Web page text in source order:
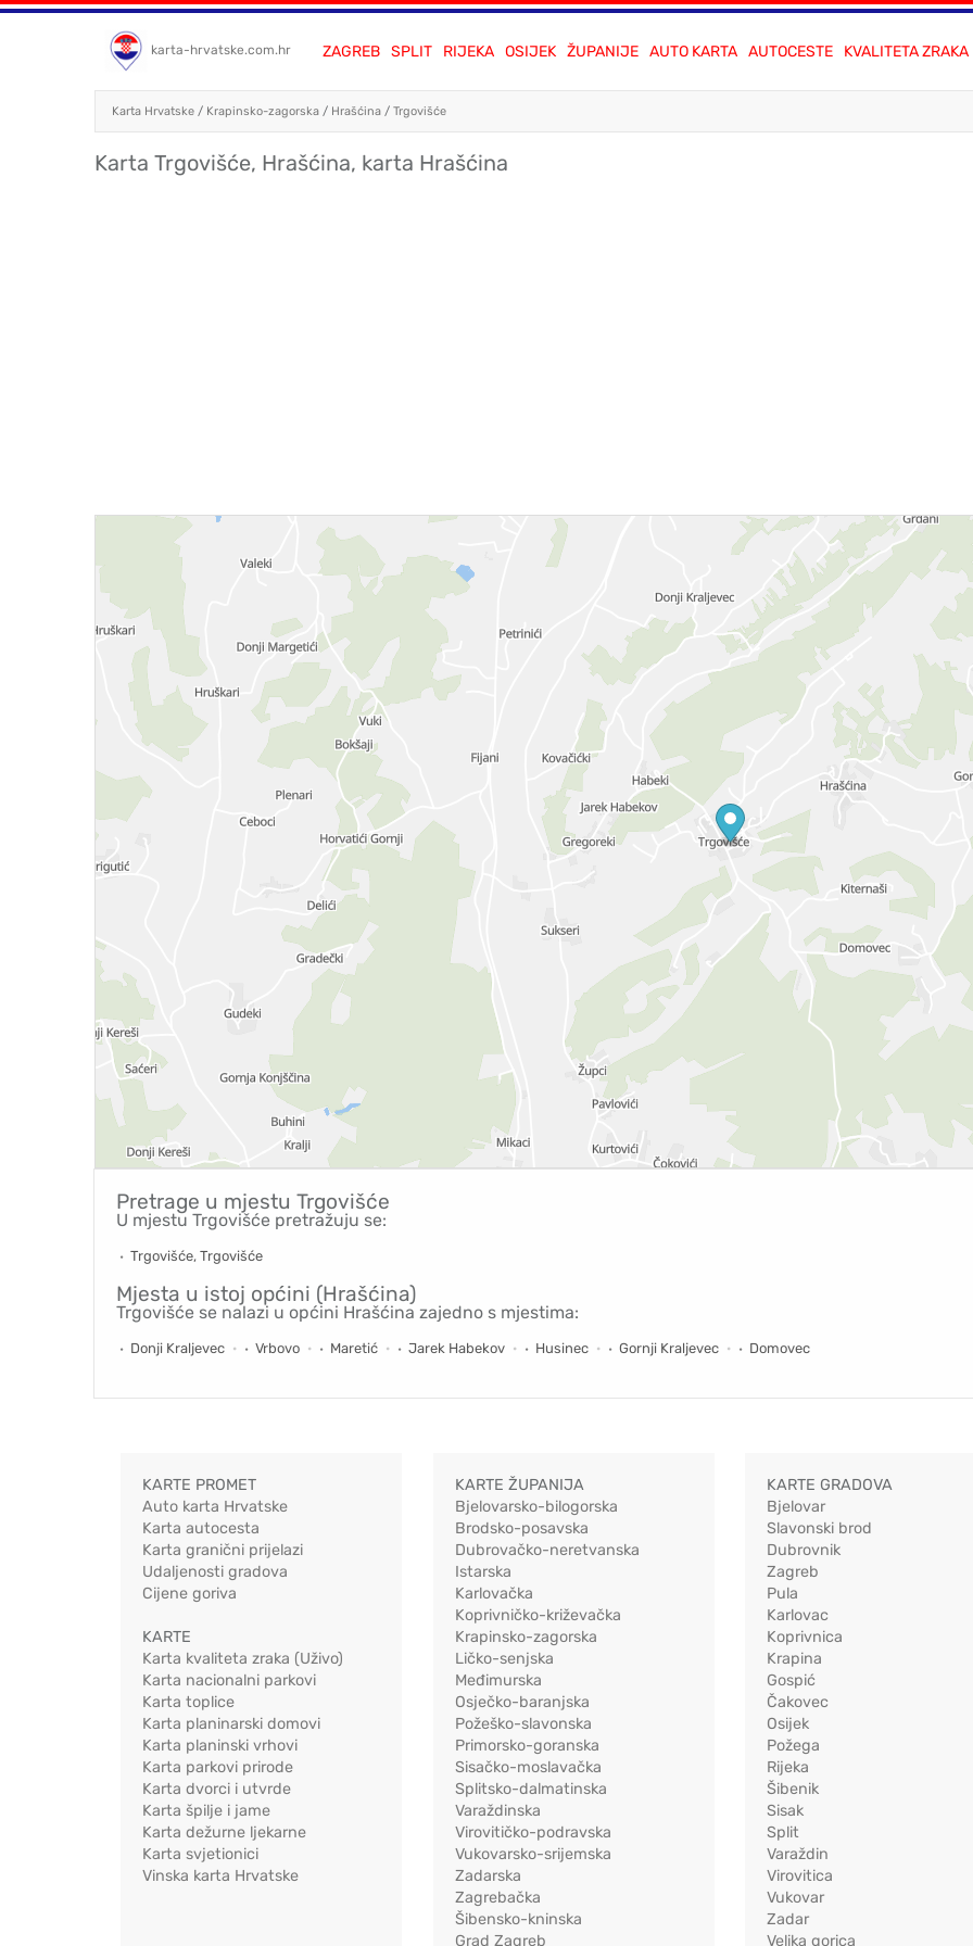
karta-hrvatske.com.hr ZAGREB SPLIT RIJEKA OSIJEK ŽUPANIJE AUTO KARTA AUTOCESTE KVALITETA ZRAKA
Karta Hrvatske / Krapinsko-zagorska / Hrašćina / Trgovišće
Karta Trgovišće, Hrašćina, karta Hrašćina
Pretrage u mjestu Trgovišće
U mjestu Trgovišće pretražuju se:
Trgovišće, Trgovišće
Mjesta u istoj općini (Hrašćina)
Trgovišće se nalazi u općini Hrašćina zajedno s mjestima:
Donji Kraljevec Vrbovo Maretić Jarek Habekov Husinec Gornji Kraljevec Domovec
KARTE PROMET
Auto karta Hrvatske
Karta autocesta
Karta granični prijelazi
Udaljenosti gradova
Cijene goriva
KARTE
Karta kvaliteta zraka (Uživo)
Karta nacionalni parkovi
Karta toplice
Karta planinarski domovi
Karta planinski vrhovi
Karta parkovi prirode
Karta dvorci i utvrde
Karta špilje i jame
Karta dežurne ljekarne
Karta svjetionici
Vinska karta Hrvatske
KARTE ŽUPANIJA
Bjelovarsko-bilogorska
Brodsko-posavska
Dubrovačko-neretvanska
Istarska
Karlovačka
Koprivničko-križevačka
Krapinsko-zagorska
Ličko-senjska
Međimurska
Osječko-baranjska
Požeško-slavonska
Primorsko-goranska
Sisačko-moslavačka
Splitsko-dalmatinska
Varaždinska
Virovitičko-podravska
Vukovarsko-srijemska
Zadarska
Zagrebačka
Šibensko-kninska
Grad Zagreb
KARTE GRADOVA
Bjelovar
Slavonski brod
Dubrovnik
Zagreb
Pula
Karlovac
Koprivnica
Krapina
Gospić
Čakovec
Osijek
Požega
Rijeka
Šibenik
Sisak
Split
Varaždin
Virovitica
Vukovar
Zadar
Velika gorica